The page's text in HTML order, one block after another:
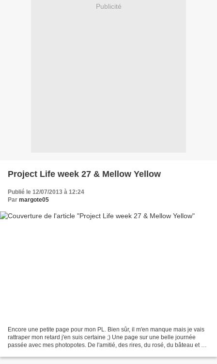
Publicité
Project Life week 27 & Mellow Yellow
Publié le 12/07/2013 à 12:24
Par margote05
Encore une petite page pour mon PL. Bien sûr, il m'en manque mais je vais
rattraper mon retard j'en suis certaine ;) Une page sur une belle journée
passée avec mes photopotes. De l'amitié, des rires, du rosé, du bâteau et de